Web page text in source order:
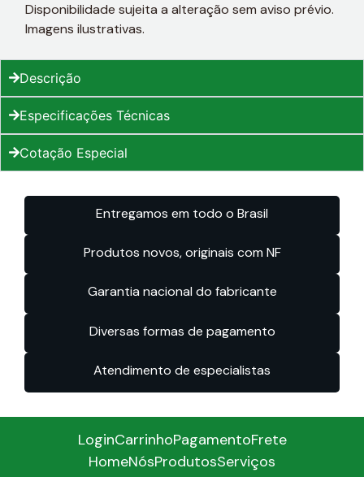
Disponibilidade sujeita a alteração sem aviso prévio.
Imagens ilustrativas.
Descrição
Especificações Técnicas
Cotação Especial
Entregamos em todo o Brasil
Produtos novos, originais com NF
Garantia nacional do fabricante
Diversas formas de pagamento
Atendimento de especialistas
LoginCarrinhoPagamentoFrete
HomeNósProdutosServiços